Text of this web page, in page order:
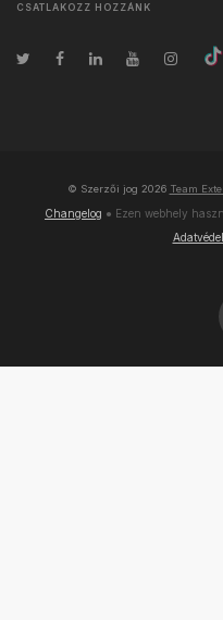
CSATLAKOZZ HOZZÁNK
© Szerzői jog 2026 Team
Changelog ● Ezen webhely